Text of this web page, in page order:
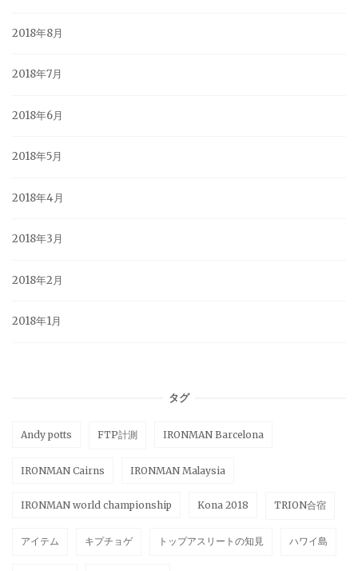
2018年8月
2018年7月
2018年6月
2018年5月
2018年4月
2018年3月
2018年2月
2018年1月
タグ
Andy potts FTP計測 IRONMAN Barcelona
IRONMAN Cairns IRONMAN Malaysia
IRONMAN world championship Kona 2018 TRION合宿
アイテム キプチョゲ トップアスリートの知見 ハワイ島